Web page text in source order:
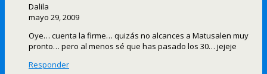
Dalila
mayo 29, 2009
Oye… cuenta la firme… quizás no alcances a Matusalen muy
pronto… pero al menos sé que has pasado los 30… jejeje
Responder